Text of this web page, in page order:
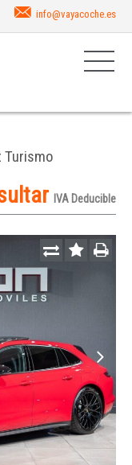
info@vayacoche.es
Turismo
IVA Deducible